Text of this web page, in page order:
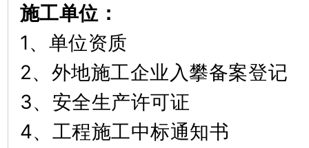
施工单位：
1、单位资质
2、外地施工企业入攀备案登
3、安全生产许可证
4、工程施工中标通知书